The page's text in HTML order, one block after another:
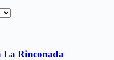
La Rinconada